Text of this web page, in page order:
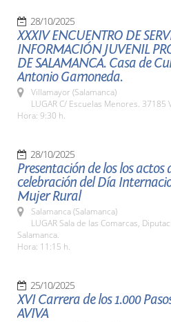
28/10/2025
XXXIV ENCUENTRO DE
INFORMACIÓN JUVENIL
DE SALAMANCA. Casa de
Antonio Gamoneda.
Villamayor (Salamanca)
LUGAR C/ Escuelas Menores. 37185
Hora: 9:30 h.
28/10/2025
Presentación de los los actos
celebración del Día
Mujer Rural
Salamanca (Salamanca)
LUGAR Sala de las Comarcas,
Salamanca.
Hora: 11:15 h.
25/10/2025
XVI Carrera de los 1.000
AVIVA